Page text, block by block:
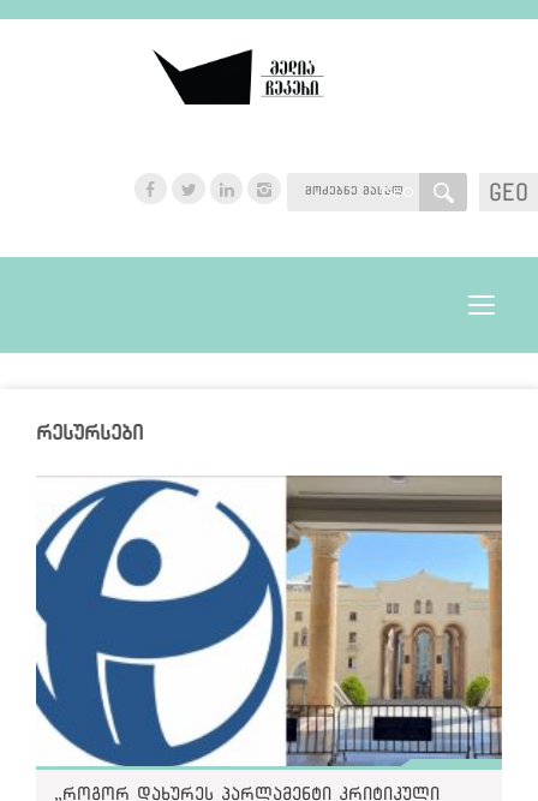
GEO
GEO
Toggle
რესურსები
„როგორ დახურეს პარლამენტი კრიტიკული